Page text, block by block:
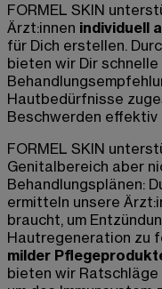
FORMEL SKIN
Ärzt:innen individuell
für Dich erstellen.
bieten wir Dir
Hautbedürfnisse
Beschwerden effektiv
FORMEL SKIN
Genitalbereich aber
Behandlungsplänen:
ermitteln unsere
braucht, um
Hautregeneration zu
milder
bieten wir Ratschläge